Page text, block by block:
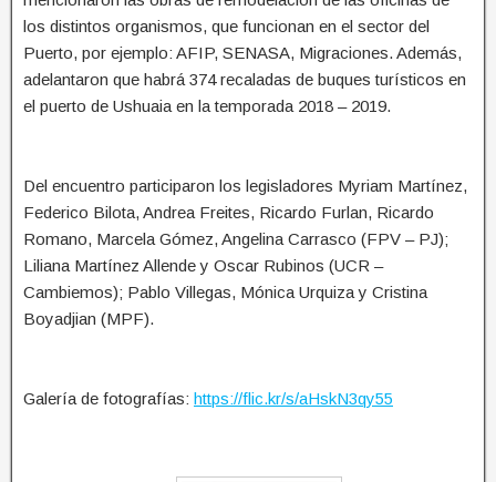
los distintos organismos, que funcionan en el sector del
Puerto, por ejemplo: AFIP, SENASA, Migraciones. Además,
adelantaron que habrá 374 recaladas de buques turísticos en
el puerto de Ushuaia en la temporada 2018 – 2019.
Del encuentro participaron los legisladores Myriam Martínez,
Federico Bilota, Andrea Freites, Ricardo Furlan, Ricardo
Romano, Marcela Gómez, Angelina Carrasco (FPV – PJ);
Liliana Martínez Allende y Oscar Rubinos (UCR –
Cambiemos); Pablo Villegas, Mónica Urquiza y Cristina
Boyadjian (MPF).
Galería de fotografías: https://flic.kr/s/aHskN3qy55